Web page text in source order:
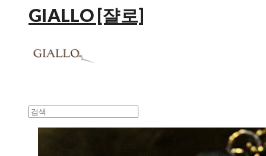
GIALLO [쟐로]